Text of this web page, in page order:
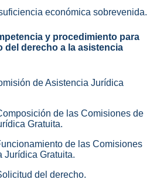
económica sobrevenida.
y procedimiento para
del derecho a la asistencia
de Asistencia Jurídica
de las Comisiones de
Gratuita.
de las Comisiones
Jurídica Gratuita.
del derecho.